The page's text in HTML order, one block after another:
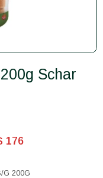
Schar
176
G 200G